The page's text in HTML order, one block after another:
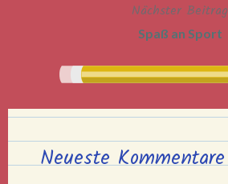
Nächster Beitrag
Spaß an Sport
Neueste Kommentare